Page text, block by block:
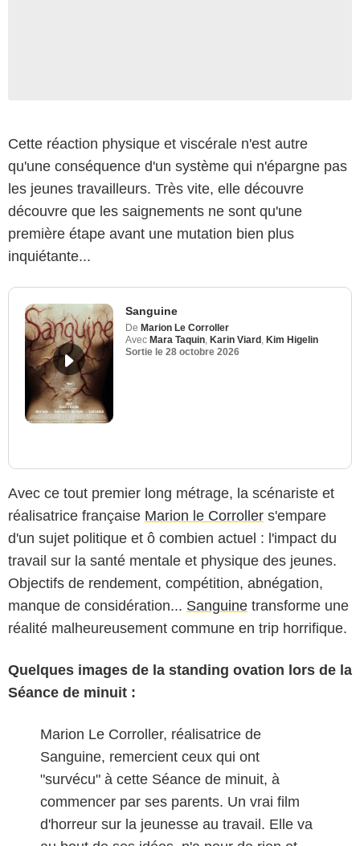
Cette réaction physique et viscérale n'est autre
qu'une conséquence d'un système qui n'épargne pas
les jeunes travailleurs. Très vite, elle découvre
découvre que les saignements ne sont qu'une
première étape avant une mutation bien plus
inquiétante...
Sanguine
De Marion Le Corroller
Avec Mara Taquin Karin Viard Kim Higelin
Sortie le 28 octobre 2026
Avec ce tout premier long métrage, la scénariste et
réalisatrice française Marion le Corroller s'empare
d'un sujet politique et ô combien actuel : l'impact du
travail sur la santé mentale et physique des jeunes.
Objectifs de rendement, compétition, abnégation,
manque de considération... Sanguine transforme une
réalité malheureusement commune en trip horrifique.
Quelques images de la standing ovation lors de la
Séance de minuit :
Marion Le Corroller, réalisatrice de
Sanguine, remercient ceux qui ont
"survécu" à cette Séance de minuit, à
commencer par ses parents. Un vrai film
d'horreur sur la jeunesse au travail. Elle va